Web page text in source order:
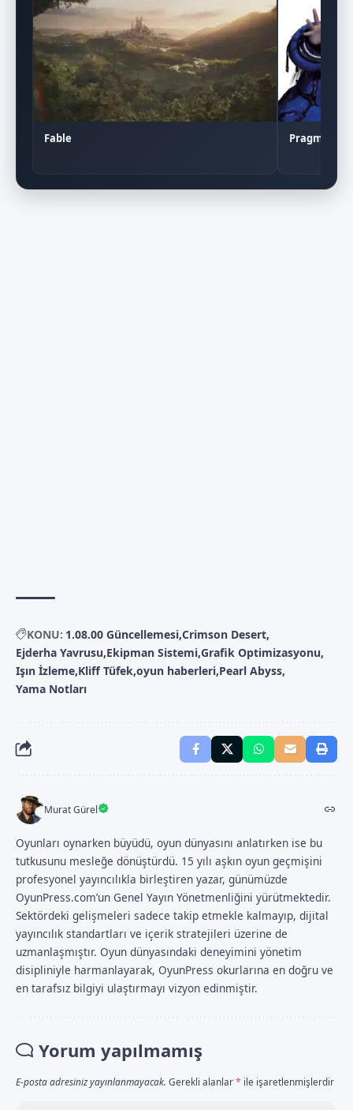
Fable Pragmata
KONU: 1.08.00 Güncellemesi Crimson Desert
Ejderha Yavrusu Ekipman Sistemi Grafik Optimizasyonu
Işın İzleme Kliff Tüfek oyun haberleri Pearl Abyss
Yama Notları
Murat Gürel
Oyunları oynarken büyüdü, oyun dünyasını anlatırken ise bu
tutkusunu mesleğe dönüştürdü. 15 yılı aşkın oyun geçmişini
profesyonel yayıncılıkla birleştiren yazar, günümüzde
OyunPress.com’un Genel Yayın Yönetmenliğini yürütmektedir.
Sektördeki gelişmeleri sadece takip etmekle kalmayıp, dijital
yayıncılık standartları ve içerik stratejileri üzerine de
uzmanlaşmıştır. Oyun dünyasındaki deneyimini yönetim
disipliniyle harmanlayarak, OyunPress okurlarına en doğru ve
en tarafsız bilgiyi ulaştırmayı vizyon edinmiştir.
Yorum yapılmamış
E-posta adresiniz yayınlanmayacak. Gerekli alanlar* ile işaretlenmişlerdir